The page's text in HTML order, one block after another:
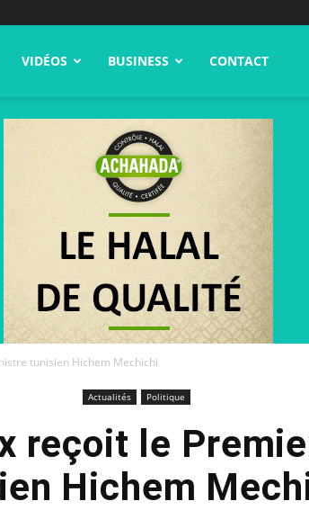
VIDÉOS BUSINESS CONTACT
tunisien Hichem Mechichi
Actualités Politique
reçoit le
Hichem